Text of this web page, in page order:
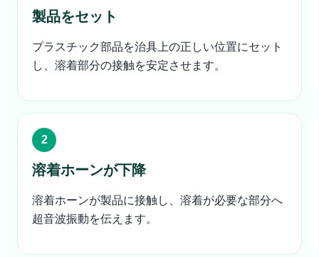
製品をセット
プラスチック部品を治具上の正しい位置にセット
し、溶着部分の接触を安定させます。
溶着ホーンが下降
溶着ホーンが製品に接触し、溶着が必要な部分へ
超音波振動を伝えます。